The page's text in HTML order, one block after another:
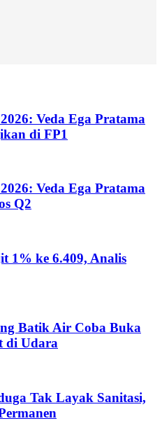
Veda Ega Pratama
di FP1
Veda Ega Pratama
Q2
1% ke 6.409, Analis
Batik Air Coba Buka
di Udara
Tak Layak Sanitasi,